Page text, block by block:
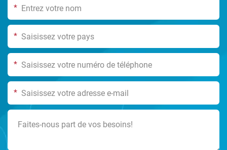
*
*
*
*